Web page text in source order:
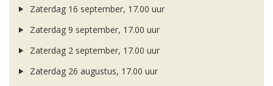
Zaterdag 16 september, 17.00 uur
Zaterdag 9 september, 17.00 uur
Zaterdag 2 september, 17.00 uur
Zaterdag 26 augustus, 17.00 uur